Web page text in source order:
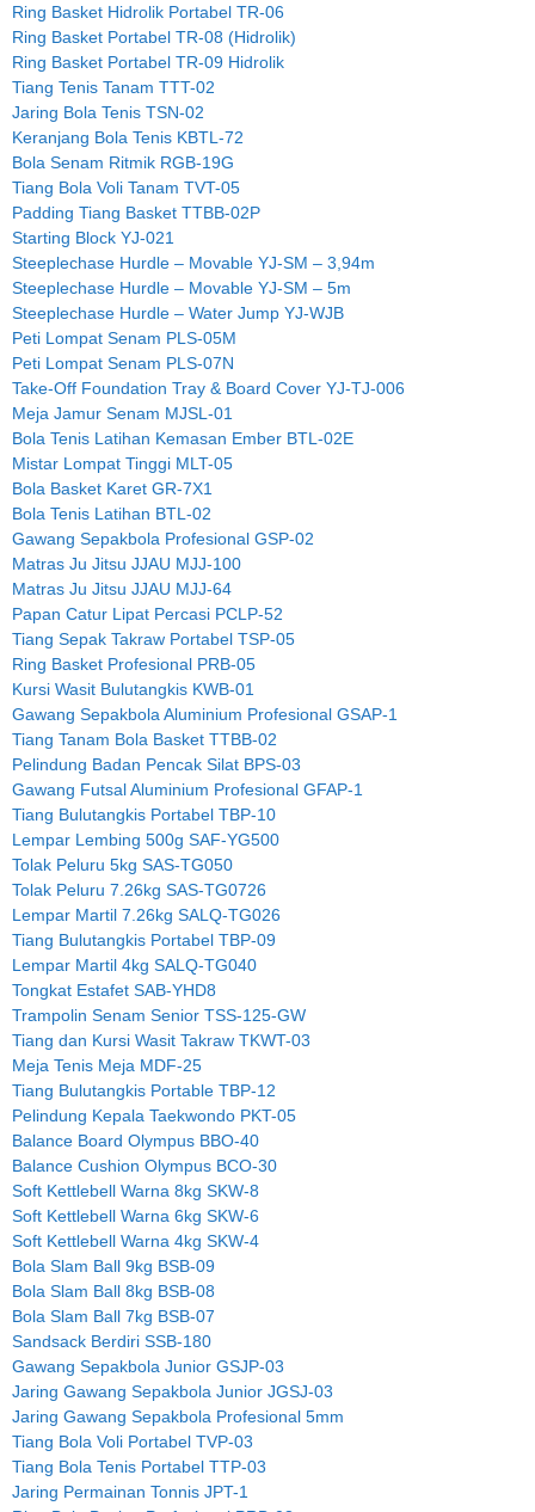
Ring Basket Hidrolik Portabel TR-06
Ring Basket Portabel TR-08 (Hidrolik)
Ring Basket Portabel TR-09 Hidrolik
Tiang Tenis Tanam TTT-02
Jaring Bola Tenis TSN-02
Keranjang Bola Tenis KBTL-72
Bola Senam Ritmik RGB-19G
Tiang Bola Voli Tanam TVT-05
Padding Tiang Basket TTBB-02P
Starting Block YJ-021
Steeplechase Hurdle – Movable YJ-SM – 3,94m
Steeplechase Hurdle – Movable YJ-SM – 5m
Steeplechase Hurdle – Water Jump YJ-WJB
Peti Lompat Senam PLS-05M
Peti Lompat Senam PLS-07N
Take-Off Foundation Tray & Board Cover YJ-TJ-006
Meja Jamur Senam MJSL-01
Bola Tenis Latihan Kemasan Ember BTL-02E
Mistar Lompat Tinggi MLT-05
Bola Basket Karet GR-7X1
Bola Tenis Latihan BTL-02
Gawang Sepakbola Profesional GSP-02
Matras Ju Jitsu JJAU MJJ-100
Matras Ju Jitsu JJAU MJJ-64
Papan Catur Lipat Percasi PCLP-52
Tiang Sepak Takraw Portabel TSP-05
Ring Basket Profesional PRB-05
Kursi Wasit Bulutangkis KWB-01
Gawang Sepakbola Aluminium Profesional GSAP-1
Tiang Tanam Bola Basket TTBB-02
Pelindung Badan Pencak Silat BPS-03
Gawang Futsal Aluminium Profesional GFAP-1
Tiang Bulutangkis Portabel TBP-10
Lempar Lembing 500g SAF-YG500
Tolak Peluru 5kg SAS-TG050
Tolak Peluru 7.26kg SAS-TG0726
Lempar Martil 7.26kg SALQ-TG026
Tiang Bulutangkis Portabel TBP-09
Lempar Martil 4kg SALQ-TG040
Tongkat Estafet SAB-YHD8
Trampolin Senam Senior TSS-125-GW
Tiang dan Kursi Wasit Takraw TKWT-03
Meja Tenis Meja MDF-25
Tiang Bulutangkis Portable TBP-12
Pelindung Kepala Taekwondo PKT-05
Balance Board Olympus BBO-40
Balance Cushion Olympus BCO-30
Soft Kettlebell Warna 8kg SKW-8
Soft Kettlebell Warna 6kg SKW-6
Soft Kettlebell Warna 4kg SKW-4
Bola Slam Ball 9kg BSB-09
Bola Slam Ball 8kg BSB-08
Bola Slam Ball 7kg BSB-07
Sandsack Berdiri SSB-180
Gawang Sepakbola Junior GSJP-03
Jaring Gawang Sepakbola Junior JGSJ-03
Jaring Gawang Sepakbola Profesional 5mm
Tiang Bola Voli Portabel TVP-03
Tiang Bola Tenis Portabel TTP-03
Jaring Permainan Tonnis JPT-1